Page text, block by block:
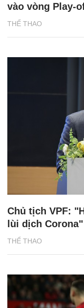
THỂ THAO
vào vòng Play-
THỂ THAO
Chủ tịch VPF:
lùi dịch Corona"